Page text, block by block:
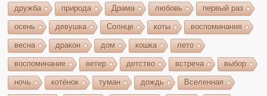
дружба природа Драма любовь первый раз
осень девушка Солнце коты воспоминания
весна дракон дом кошка лето
воспоминание ветер детство встреча выбор
ночь котёнок туман дождь Вселенная